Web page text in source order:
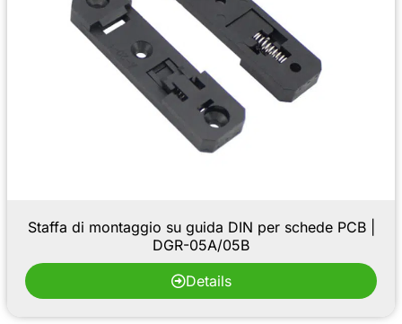
Staffa di montaggio su guida DIN per schede PCB |
DGR-05A/05B
Details